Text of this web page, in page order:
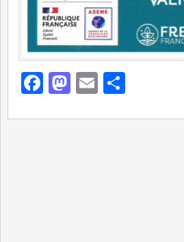
Facebook
Mastodon
Email